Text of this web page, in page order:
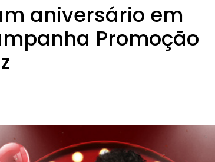
aniversário em
Promoção